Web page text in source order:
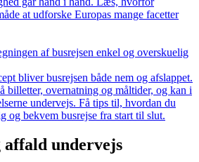
at udforske Europas mange facetter
af busrejsen enkel og overskuelig
bliver busrejsen både nem og afslappet.
billetter, overnatning og måltider, og kan i
undervejs. Få tips til, hvordan du
og bekvem busrejse fra start til slut.
undervejs